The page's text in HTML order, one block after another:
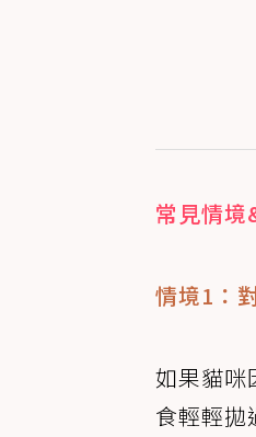
常見情境
情境1：
如果貓咪
食輕輕拋